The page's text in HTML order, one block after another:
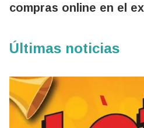
compras online en el
Últimas noticias